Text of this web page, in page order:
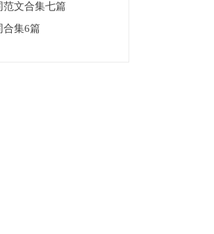
范文合集七篇
合集6篇